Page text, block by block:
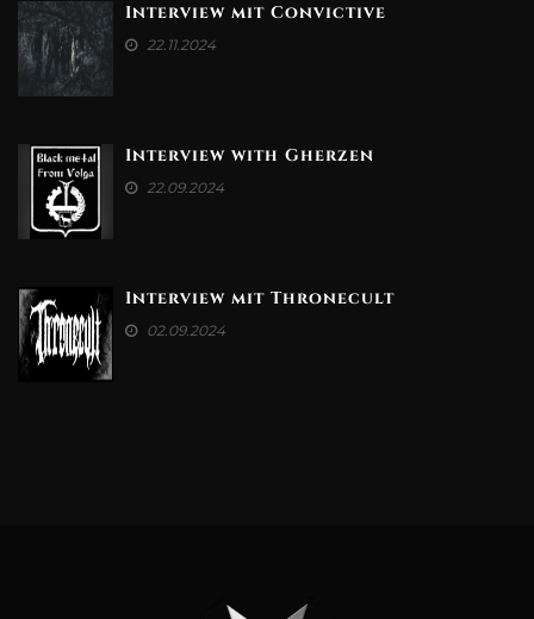
Interview mit Convictive
22.11.2024
Interview with Gherzen
22.09.2024
Interview mit Thronecult
02.09.2024